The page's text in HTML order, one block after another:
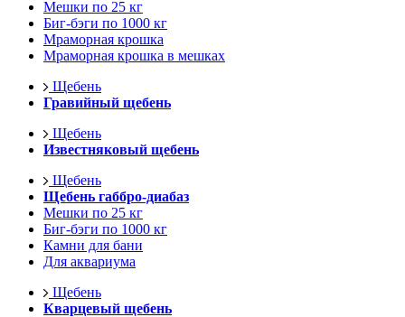
Мешки по 25 кг
Биг-бэги по 1000 кг
Мраморная крошка
Мраморная крошка в мешках
Щебень
Гравийный щебень
Щебень
Известняковый щебень
Щебень
Щебень габбро-диабаз
Мешки по 25 кг
Биг-бэги по 1000 кг
Камни для бани
Для аквариума
Щебень
Кварцевый щебень